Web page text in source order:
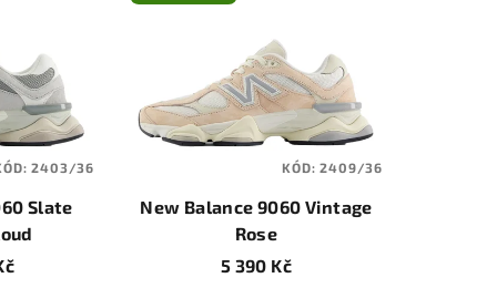
Slate
2403/36
New Balance 9060 Vintage
Rose
5 390 Kč
KÓD:2409/36